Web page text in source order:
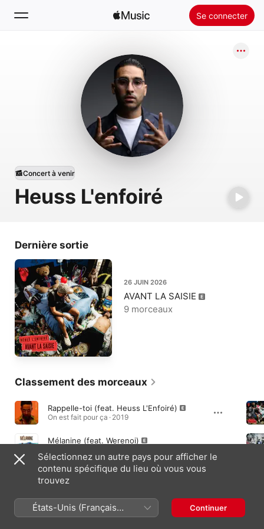
Se connecter
Nouveautés
Installer Apple Music
Heuss L'enfoiré
Concert à venir
Dernière sortie
26 JUIN 2026
AVANT LA SAISIE
9 morceaux
Classement des morceaux
Rappelle-toi (feat. Heuss L'Enfoiré)
On est fait pour ça · 2019
Mélanine (feat. Werenoi)
Saiyan (feat. Gazo)
Saiyan (feat. Gazo) - Single · 2023
Sélectionnez un autre pays pour afficher le
contenu spécifique du lieu où vous vous
trouvez
États-Unis (Français
France)
Continuer